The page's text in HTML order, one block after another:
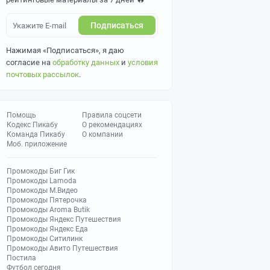
Подписаться
Нажимая «Подписаться», я даю
согласие на обработку данных и условия
почтовых рассылок.
Помощь
Кодекс Пикабу
Команда Пикабу
Моб. приложение
Правила соцсети
О рекомендациях
О компании
Промокоды Биг Гик
Промокоды Lamoda
Промокоды М.Видео
Промокоды Пятерочка
Промокоды Aroma Butik
Промокоды Яндекс Путешествия
Промокоды Яндекс Еда
Промокоды Ситилинк
Промокоды Авито Путешествия
Постила
Футбол сегодня